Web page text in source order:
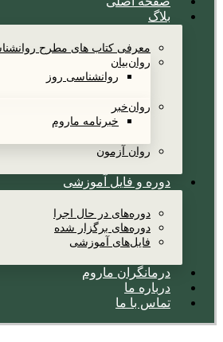
بلاگ
معرفی کتاب های مطرح
روان‌بیان
روانشناسی روز
روان‌خبر
خبرنامه ماروم
روان آزمون
دوره و فایل آموزشی
دوره‌های در حال اجرا
دوره‌های برگزار شده
فایل‌های آموزشی
درمانگران ماروم
درباره ما
تماس با ما